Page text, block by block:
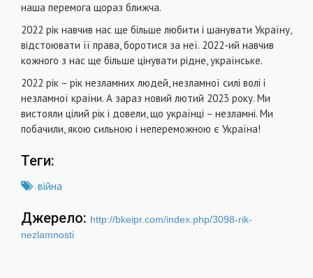
наша перемога щораз ближча.
2022 рік навчив нас ще більше любити і шанувати Україну,
відстоювати її права, боротися за неї. 2022-ий навчив
кожного з нас ще більше цінувати рідне, українське.
2022 рік – рік незламних людей, незламної силі волі і
незламної країни. А зараз новий лютий 2023 року. Ми
вистояли цілий рік і довели, що українці – незламні. Ми
побачили, якою сильною і непереможною є Україна!
Теги:
війна
Джерело: http://bkeipr.com/index.php/3098-rik-
nezlamnosti